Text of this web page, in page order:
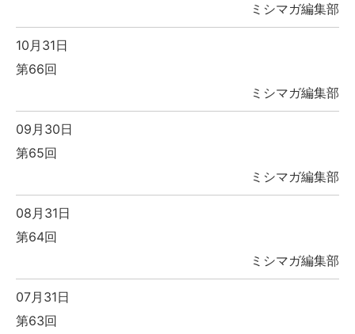
ミシマガ編集部
10月31日
第66回
ミシマガ編集部
09月30日
第65回
ミシマガ編集部
08月31日
第64回
ミシマガ編集部
07月31日
第63回